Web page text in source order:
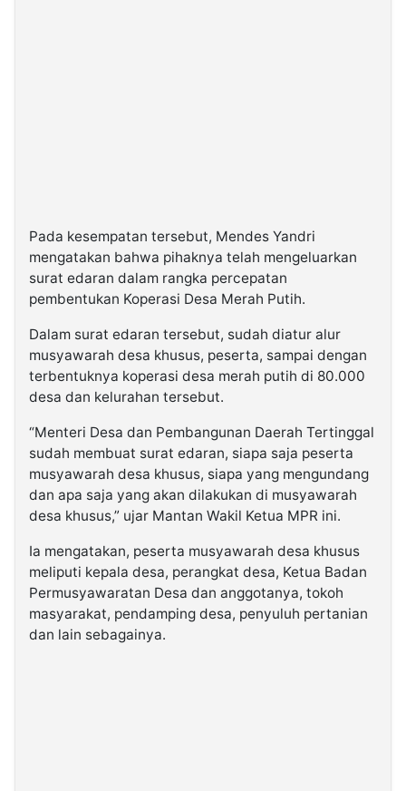
Pada kesempatan tersebut, Mendes Yandri
mengatakan bahwa pihaknya telah mengeluarkan
surat edaran dalam rangka percepatan
pembentukan Koperasi Desa Merah Putih.
Dalam surat edaran tersebut, sudah diatur alur
musyawarah desa khusus, peserta, sampai dengan
terbentuknya koperasi desa merah putih di 80.000
desa dan kelurahan tersebut.
“Menteri Desa dan Pembangunan Daerah Tertinggal
sudah membuat surat edaran, siapa saja peserta
musyawarah desa khusus, siapa yang mengundang
dan apa saja yang akan dilakukan di musyawarah
desa khusus,” ujar Mantan Wakil Ketua MPR ini.
Ia mengatakan, peserta musyawarah desa khusus
meliputi kepala desa, perangkat desa, Ketua Badan
Permusyawaratan Desa dan anggotanya, tokoh
masyarakat, pendamping desa, penyuluh pertanian
dan lain sebagainya.